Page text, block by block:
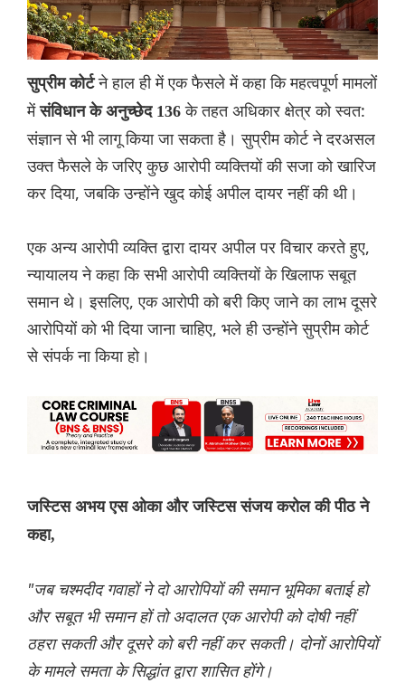
सुप्रीम कोर्टने हाल ही में एक फैसले में कहा कि महत्वपूर्ण मामलों
मेंसंविधान के अनुच्छेद 136के तहत अधिकार क्षेत्र को स्वत:
संज्ञान से भी लागू किया जा सकता है। सुप्रीम कोर्ट ने दरअसल
उक्‍त फैसले के जर‌िए कुछ आरोपी व्यक्तियों की सजा को खारिज
कर दिया, जबकि उन्होंने खुद कोई अपील दायर नहीं की थी।
एक अन्य आरोपी व्यक्ति द्वारा दायर अपील पर विचार करते हुए,
न्यायालय ने कहा कि सभी आरोपी व्यक्तियों के खिलाफ सबूत
समान थे। इसलिए, एक आरोपी को बरी किए जाने का लाभ दूसरे
आरोपियों को भी दिया जाना चाहिए, भले ही उन्होंने सुप्रीम कोर्ट
से संपर्क ना किया हो।
जस्टिस अभय एस ओका और जस्टिस संजय करोल की पीठ ने
कहा,
"जब चश्मदीद गवाहों ने दो आरोपियों की समान भूमिका बताई हो
और सबूत भी समान हों तो अदालत एक आरोपी को दोषी नहीं
ठहरा सकती और दूसरे को बरी नहीं कर सकती। दोनों आरोपियों
के मामले समता के सिद्धांत द्वारा शासित होंगे।